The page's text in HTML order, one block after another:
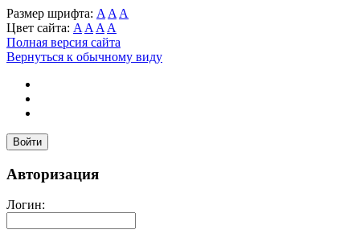
Размер шрифта: A A A
Цвет сайта: A A A A
Полная версия сайта
Вернуться к обычному виду
Войти
Авторизация
Логин: